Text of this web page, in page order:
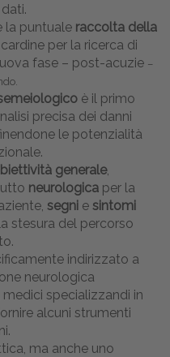
la puntuale raccolta della
per la ricerca di
fase – post-acuzie –
è il primo
precisa dei danni
le potenzialità
generale,
neurologica per la
segni e sintomi
stesura del percorso
indirizzato a
neurologica
medici specializzandi in
alcuni strumenti
ma anche uno